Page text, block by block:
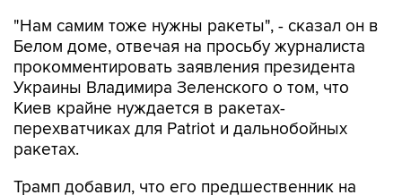
прокомментировать заявления президента
Украины Владимира Зеленского о том, что
Киев крайне нуждается в ракетах-
перехватчиках для Patriot и дальнобойных
ракетах.
Трамп добавил, что его предшественник на
всего им отдал".